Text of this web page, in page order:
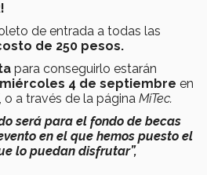
de entrada a todas las
de 250 pesos.
para conseguirlo estarán
4 de septiembre en
o a través de la página MiTec.
será para el fondo de becas
en el que hemos puesto el
lo puedan disfrutar”,